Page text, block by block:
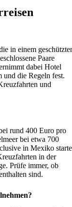
in einem
Paare
dabei Hotel
und die Regeln fest.
und
rund 400 Euro pro
bei etwa 700
in Mexiko
in der
Prüfe immer, ob
sind.